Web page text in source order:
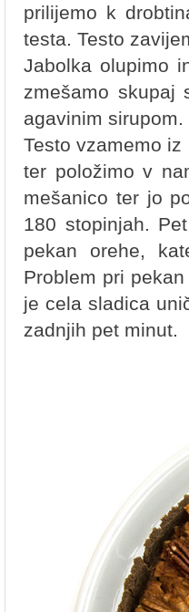
prilijemo k
testa. Testo
Jabolka olupimo
zmešamo skupaj
agavinim sirupom.
Testo vzamemo
ter položimo v
mešanico ter jo
180 stopinjah.
pekan orehe,
Problem pri
je cela sladica
zadnjih pet minut.